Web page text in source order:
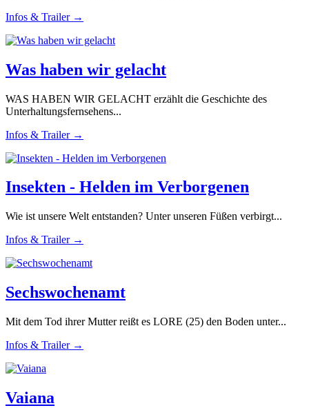
Infos & Trailer →
Was haben wir gelacht
WAS HABEN WIR GELACHT erzählt die Geschichte des
Unterhaltungsfernsehens...
Infos & Trailer →
Insekten - Helden im Verborgenen
Wie ist unsere Welt entstanden? Unter unseren Füßen verbirgt...
Infos & Trailer →
Sechswochenamt
Mit dem Tod ihrer Mutter reißt es LORE (25) den Boden unter...
Infos & Trailer →
Vaiana